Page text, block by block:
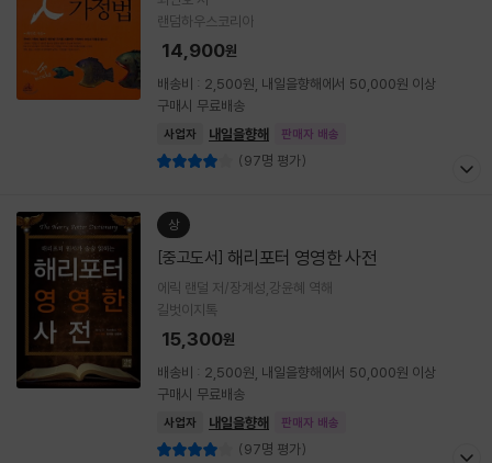
랜덤하우스코리아
14,900원
배송비 : 2,500원, 내일을향해에서 50,000원 이상
구매시 무료배송
사업자 내일을향해 판매자 배송
(97명 평가)
상
[중고도서] 해리포터 영영한 사전
에릭 랜덜 저/장계성,강윤혜 역해
길벗이지톡
15,300원
배송비 : 2,500원, 내일을향해에서 50,000원 이상
구매시 무료배송
사업자 내일을향해 판매자 배송
(97명 평가)